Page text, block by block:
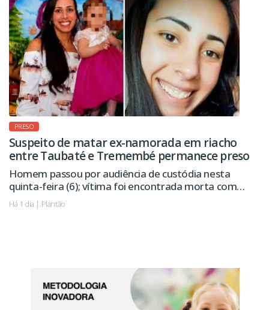
PRESO
Suspeito de matar ex-namorada em riacho
entre Taubaté e Tremembé permanece preso
Homem passou por audiência de custódia nesta
quinta-feira (6); vítima foi encontrada morta com
sinais de violência.
Há 1 dia | Plantão